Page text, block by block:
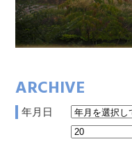
ARCHIVE
年月日